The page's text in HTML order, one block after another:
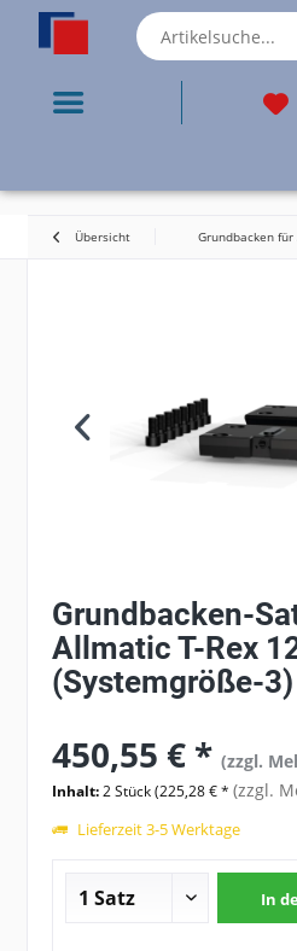
Übersicht Grundbacken
Grundbacken-
Allmatic T-Rex
(Systemgröße-3)
450,55 € *(zzgl.
Inhalt:2 Stück (225,28 € *(zzgl.
Lieferzeit 3-5 Werktage
In